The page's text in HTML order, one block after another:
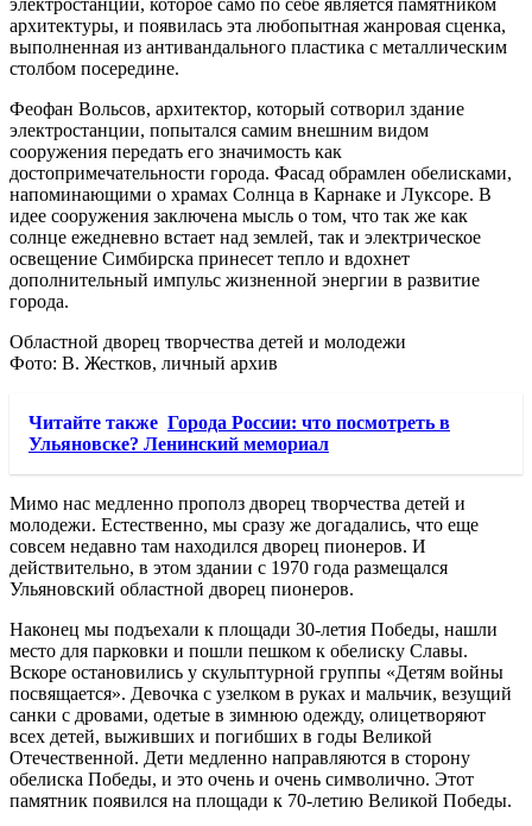
архитектуры, и появилась эта любопытная жанровая сценка,
выполненная из антивандального пластика с металлическим
столбом посередине.
Феофан Вольсов, архитектор, который сотворил здание
электростанции, попытался самим внешним видом
сооружения передать его значимость как
достопримечательности города. Фасад обрамлен обелисками,
напоминающими о храмах Солнца в Карнаке и Луксоре. В
идее сооружения заключена мысль о том, что так же как
солнце ежедневно встает над землей, так и электрическое
освещение Симбирска принесет тепло и вдохнет
дополнительный импульс жизненной энергии в развитие
города.
Областной дворец творчества детей и молодежи
Фото: В. Жестков, личный архив
Читайте также Города России: что посмотреть в
Ульяновске? Ленинский мемориал
Мимо нас медленно прополз дворец творчества детей и
молодежи. Естественно, мы сразу же догадались, что еще
совсем недавно там находился дворец пионеров. И
действительно, в этом здании с 1970 года размещался
Ульяновский областной дворец пионеров.
Наконец мы подъехали к площади 30-летия Победы, нашли
место для парковки и пошли пешком к обелиску Славы.
Вскоре остановились у скульптурной группы «Детям войны
посвящается». Девочка с узелком в руках и мальчик, везущий
санки с дровами, одетые в зимнюю одежду, олицетворяют
всех детей, выживших и погибших в годы Великой
Отечественной. Дети медленно направляются в сторону
обелиска Победы, и это очень и очень символично. Этот
памятник появился на площади к 70-летию Великой Победы.